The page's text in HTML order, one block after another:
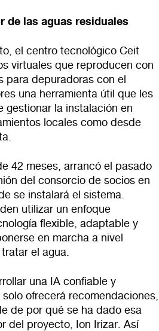
de las aguas residuales
el centro tecnológico Ceit
virtuales que reproducen con
para depuradoras con el
una herramienta útil que les
gestionar la instalación en
locales como desde
42 meses, arrancó el pasado
del consorcio de socios en
se instalará el sistema.
utilizar un enfoque
flexible, adaptable y
en marcha a nivel
el agua.
una IA confiable y
ofrecerá recomendaciones,
de por qué se ha dado esa
del proyecto, Ion Irizar. Así